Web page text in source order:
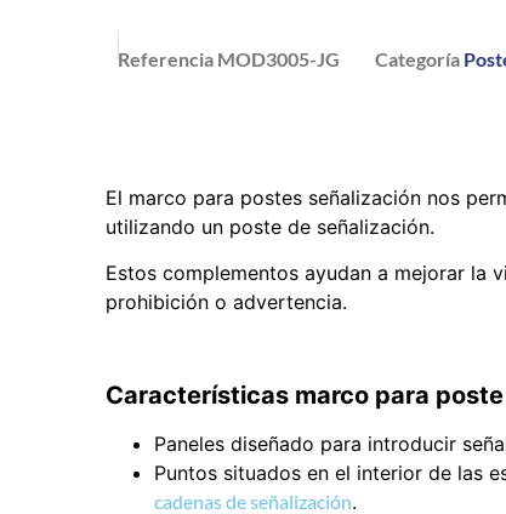
Referencia MOD3005-JG Categoría
El marco para postes señalización nos
utilizando un poste de señalización.
Estos complementos ayudan a mejorar la
prohibición o advertencia.
Características marco para
Paneles diseñado para introducir
Puntos situados en el interior de las
cadenas de señalización.